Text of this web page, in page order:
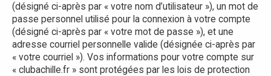
(désigné ci-après par « votre nom d’utilisateur »), un mot de
passe personnel utilisé pour la connexion à votre compte
(désigné ci-après par « votre mot de passe »), et une
adresse courriel personnelle valide (désignée ci-après par
« votre courriel »). Vos informations pour votre compte sur
« clubachille.fr » sont protégées par les lois de protection